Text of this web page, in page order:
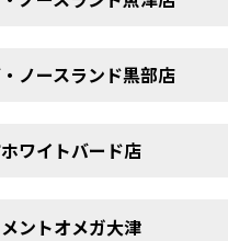
ノースランド黒部店
ワイトバード店
ントオメガ大津